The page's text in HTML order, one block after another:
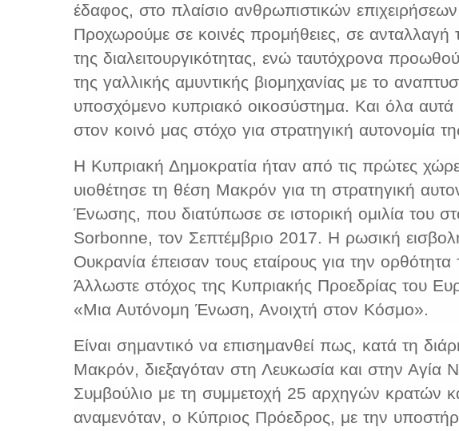
έδαφος, στο πλαίσιο ανθρωπιστικών
Προχωρούμε σε κοινές προμήθειες, σε ανταλλαγή
της διαλειτουργικότητας, ενώ ταυτόχρονα
της γαλλικής αμυντικής βιομηχανίας με το
υποσχόμενο κυπριακό οικοσύστημα. Και όλα αυτά
στον κοινό μας στόχο για στρατηγική αυτονομία
Η Κυπριακή Δημοκρατία ήταν από τις πρώτες
υιοθέτησε τη θέση Μακρόν για τη στρατηγική
Ένωσης, που διατύπωσε σε ιστορική ομιλία του
Sorbonne, τον Σεπτέμβριο 2017. Η ρωσική
Ουκρανία έπεισαν τους εταίρους για την
Άλλωστε στόχος της Κυπριακής Προεδρίας του
«Μια Αυτόνομη Ένωση, Ανοιχτή στον Κόσμο».
Είναι σημαντικό να επισημανθεί πως, κατά τη
Μακρόν, διεξαγόταν στη Λευκωσία και στην
Συμβούλιο με τη συμμετοχή 25 αρχηγών
αναμενόταν, ο Κύπριος Πρόεδρος, με την